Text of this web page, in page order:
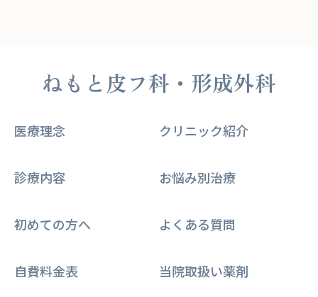
ねもと皮フ科・形成外科
医療理念 クリニック紹介
診療内容 お悩み別治療
初めての方へ よくある質問
自費料金表 当院取扱い薬剤